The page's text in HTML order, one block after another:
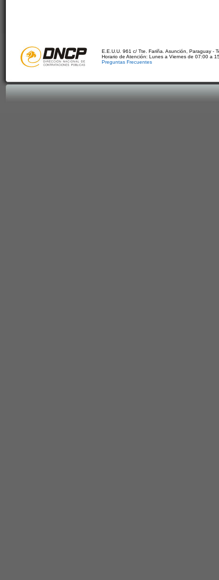
E.E.U.U. 961 c/ Tte. Fariña. Asunción, Paraguay -
Horario de Atención: Lunes a Viernes de 07:00 a
Preguntas Frecuentes